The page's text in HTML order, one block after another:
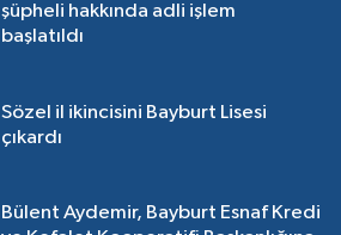
şüpheli hakkında adli işlem
başlatıldı
Sözel il ikincisini Bayburt Lisesi
çıkardı
Bülent Aydemir, Bayburt Esnaf Kredi